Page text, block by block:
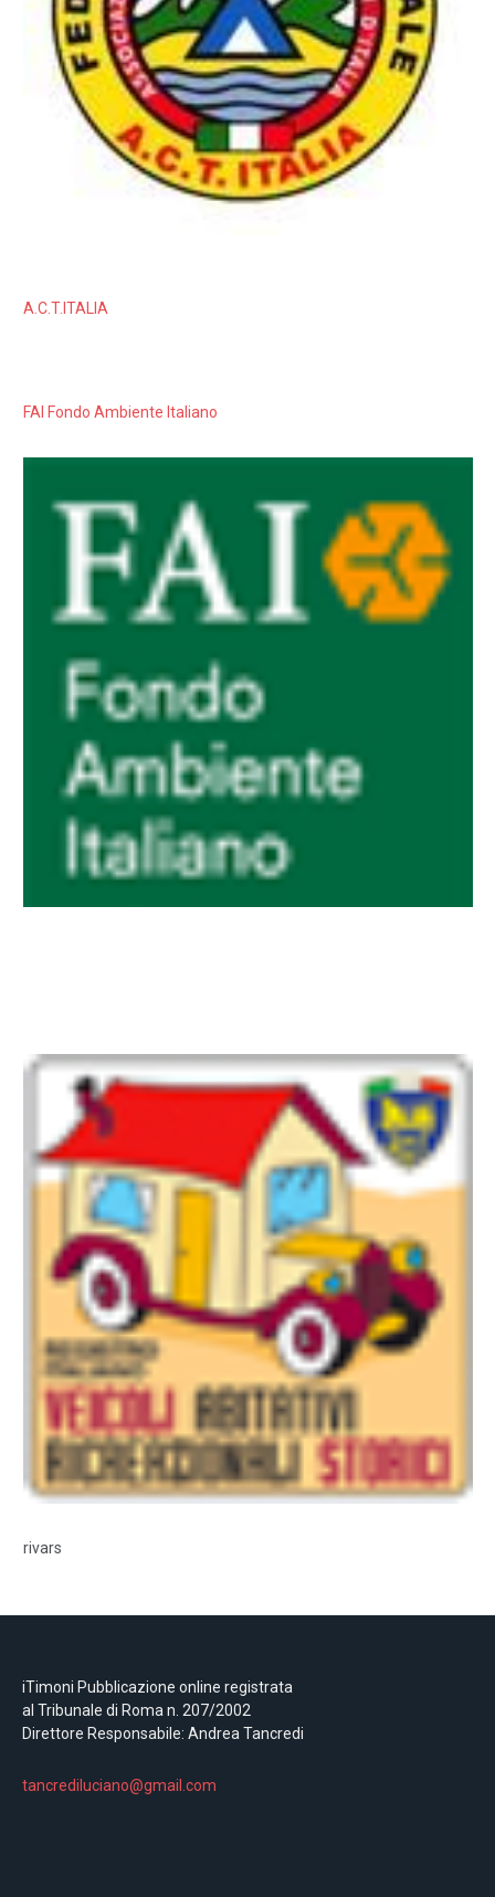
A.C.T.ITALIA
FAI Fondo Ambiente Italiano
rivars
iTimoni Pubblicazione online registrata
al Tribunale di Roma n. 207/2002
Direttore Responsabile: Andrea Tancredi
tancrediluciano@gmail.com